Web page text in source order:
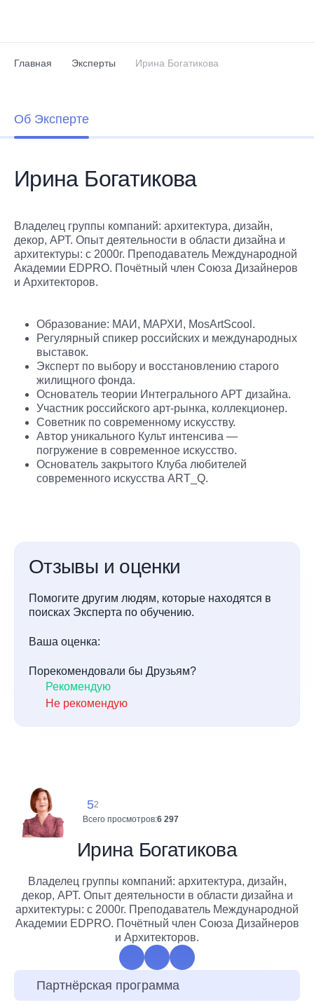
Главная Эксперты Ирина Богатикова
Об Эксперте
Ирина Богатикова
Владелец группы компаний: архитектура, дизайн,
декор, АРТ. Опыт деятельности в области дизайна и
архитектуры: с 2000г. Преподаватель Международной
Академии EDPRO. Почётный член Союза Дизайнеров
и Архитекторов.
Образование: МАИ, МАРХИ, MosArtScool.
Регулярный спикер российских и международных
выставок.
Эксперт по выбору и восстановлению старого
жилищного фонда.
Основатель теории Интегрального АРТ дизайна.
Участник российского арт-рынка, коллекционер.
Советник по современному искусству.
Автор уникального Культ интенсива —
погружение в современное искусство.
Основатель закрытого Клуба любителей
современного искусства ART_Q.
Отзывы и оценки
Помогите другим людям, которые находятся в
поисках Эксперта по обучению.
Ваша оценка:
Порекомендовали бы Друзьям?
Рекомендую
Не рекомендую
52
Всего просмотров:6 297
Ирина Богатикова
Владелец группы компаний: архитектура, дизайн,
декор, АРТ. Опыт деятельности в области дизайна и
архитектуры: с 2000г. Преподаватель Международной
Академии EDPRO. Почётный член Союза Дизайнеров
и Архитекторов.
Партнёрская программа